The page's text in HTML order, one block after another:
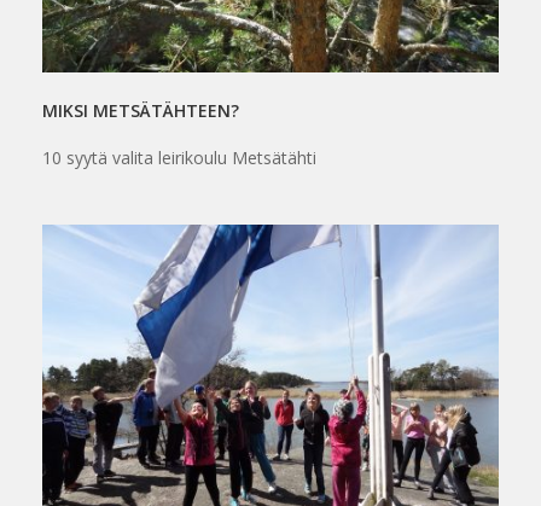
MIKSI METSÄTÄHTEEN?
10 syytä valita leirikoulu Metsätähti